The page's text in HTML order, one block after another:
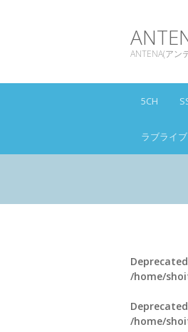
ANTENA(アン
5CH
ラブライブ
Deprecated
/home/
Deprecated
/home/